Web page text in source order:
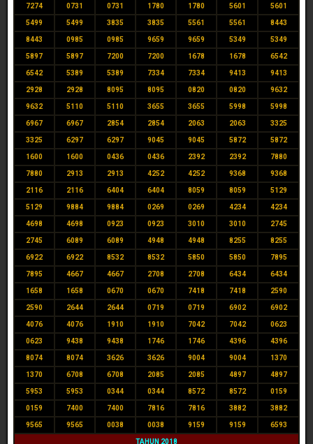
7274 0731 0731 1780 1780 5601 5601
5499 5499 3835 3835 5561 5561 8443
8443 0985 0985 9659 9659 5349 5349
5897 5897 7200 7200 1678 1678 6542
6542 5389 5389 7334 7334 9413 9413
2928 2928 8095 8095 0820 0820 9632
9632 5110 5110 3655 3655 5998 5998
6967 6967 2854 2854 2063 2063 3325
3325 6297 6297 9045 9045 5872 5872
1600 1600 0436 0436 2392 2392 7880
7880 2913 2913 4252 4252 9368 9368
2116 2116 6404 6404 8059 8059 5129
5129 9884 9884 0269 0269 4234 4234
4698 4698 0923 0923 3010 3010 2745
2745 6089 6089 4948 4948 8255 8255
6922 6922 8532 8532 5850 5850 7895
7895 4667 4667 2708 2708 6434 6434
1658 1658 0670 0670 7418 7418 2590
2590 2644 2644 0719 0719 6902 6902
4076 4076 1910 1910 7042 7042 0623
0623 9438 9438 1746 1746 4396 4396
8074 8074 3626 3626 9004 9004 1370
1370 6708 6708 2085 2085 4897 4897
5953 5953 0344 0344 8572 8572 0159
0159 7400 7400 7816 7816 3882 3882
9565 9565 0038 0038 9159 9159 6593
TAHUN 2018